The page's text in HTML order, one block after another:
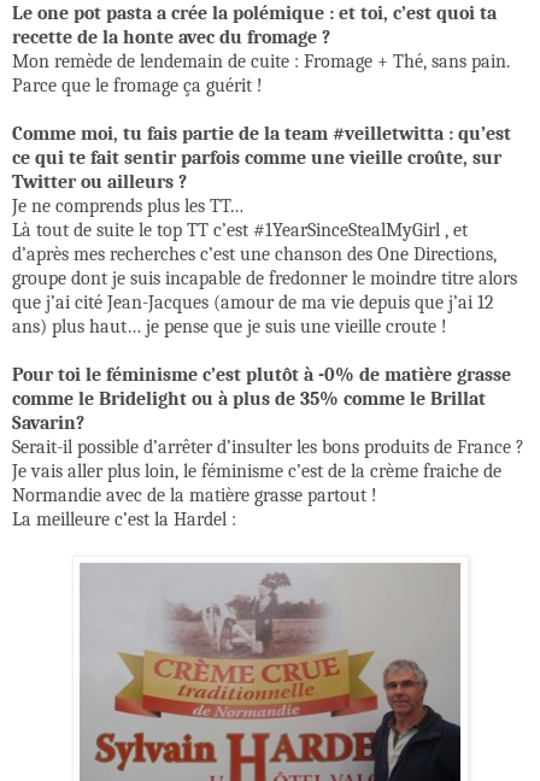
Le one pot pasta a crée la polémique : et toi, c’est quoi ta
recette de la honte avec du fromage ?
Mon remède de lendemain de cuite : Fromage + Thé, sans pain.
Parce que le fromage ça guérit !
Comme moi, tu fais partie de la team #veilletwitta : qu’est
ce qui te fait sentir parfois comme une vieille croûte, sur
Twitter ou ailleurs ?
Je ne comprends plus les TT…
Là tout de suite le top TT c’est #1YearSinceStealMyGirl , et
d’après mes recherches c’est une chanson des One Directions,
groupe dont je suis incapable de fredonner le moindre titre alors
que j’ai cité Jean-Jacques (amour de ma vie depuis que j’ai 12
ans) plus haut… je pense que je suis une vieille croute !
Pour toi le féminisme c’est plutôt à -0% de matière grasse
comme le Bridelight ou à plus de 35% comme le Brillat
Savarin?
Serait-il possible d’arrêter d’insulter les bons produits de France ?
Je vais aller plus loin, le féminisme c’est de la crème fraiche de
Normandie avec de la matière grasse partout !
La meilleure c’est la Hardel :